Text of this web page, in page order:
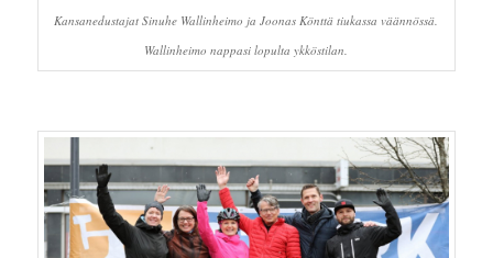
Kansanedustajat Sinuhe Wallinheimo ja Joonas Könttä tiukassa väännössä.
Wallinheimo nappasi lopulta ykköstilan.